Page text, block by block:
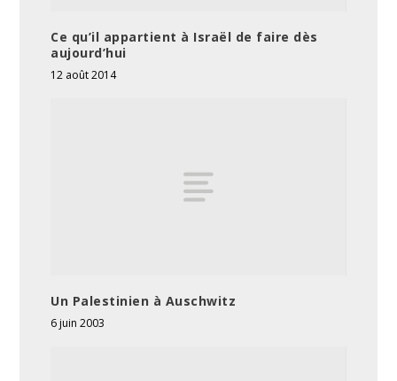
Ce qu’il appartient à Israël de faire dès
aujourd’hui
12 août 2014
Un Palestinien à Auschwitz
6 juin 2003